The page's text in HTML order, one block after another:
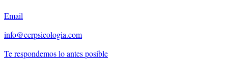
Email
info@ccrpsicologia.com
Te respondemos lo antes posible